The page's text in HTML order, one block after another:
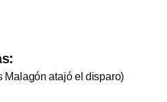
Malagón atajó el disparo)